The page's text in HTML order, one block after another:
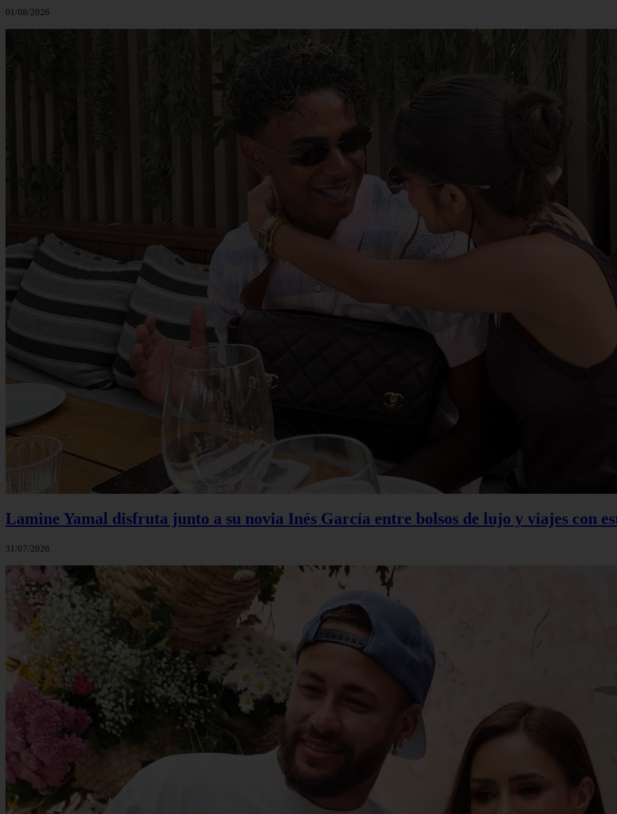
01/08/2026
Lamine Yamal disfruta junto a su novia Inés García entre bolsos de lujo y viajes con
31/07/2026